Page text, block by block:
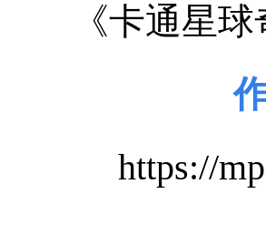
《卡通星球
https://